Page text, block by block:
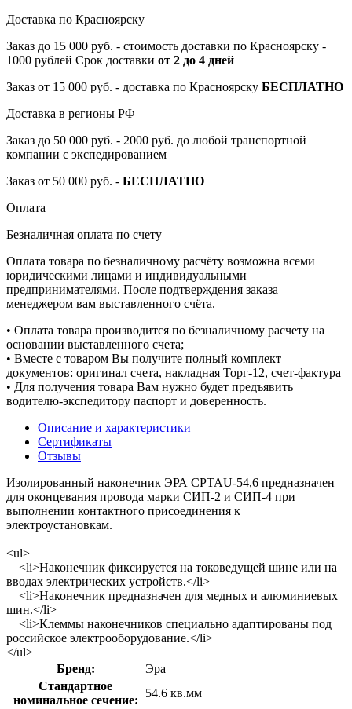
Доставка по Красноярску
Заказ до 15 000 руб. - стоимость доставки по Красноярску -
1000 рублей Срок доставки от 2 до 4 дней
Заказ от 15 000 руб. - доставка по Красноярску БЕСПЛАТНО
Доставка в регионы РФ
Заказ до 50 000 руб. - 2000 руб. до любой транспортной
компании с экспедированием
Заказ от 50 000 руб. - БЕСПЛАТНО
Оплата
Безналичная оплата по счету
Оплата товара по безналичному расчёту возможна всеми
юридическими лицами и индивидуальными
предпринимателями. После подтверждения заказа
менеджером вам выставленного счёта.
• Оплата товара производится по безналичному расчету на
основании выставленного счета;
• Вместе с товаром Вы получите полный комплект
документов: оригинал счета, накладная Торг-12, счет-фактура
• Для получения товара Вам нужно будет предъявить
водителю-экспедитору паспорт и доверенность.
Описание и характеристики
Сертификаты
Отзывы
Изолированный наконечник ЭРА CPTAU-54,6 предназначен
для оконцевания провода марки СИП-2 и СИП-4 при
выполнении контактного присоединения к
электроустановкам.
<ul>
<li>Наконечник фиксируется на токоведущей шине или на
вводах электрических устройств.</li>
<li>Наконечник предназначен для медных и алюминиевых
шин.</li>
<li>Клеммы наконечников специально адаптированы под
российское электрооборудование.</li>
</ul>
Бренд:
Эра
Стандартное
номинальное сечение:
54.6 кв.мм